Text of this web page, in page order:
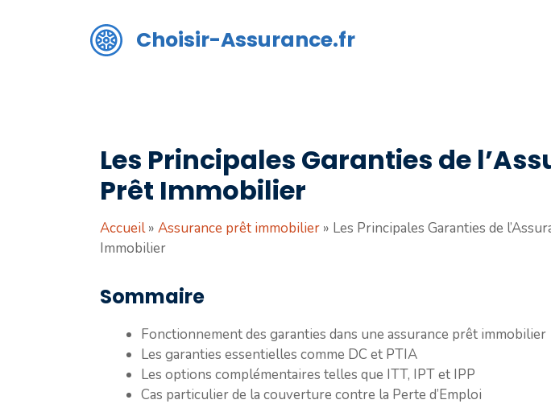
Choisir-Assurance.fr
Les Principales Garanties de
Prêt Immobilier
Accueil» Assurance prêt immobilier » Les Principales Garanties de
Immobilier
Sommaire
Fonctionnement des garanties dans une assurance prêt immobilier
Les garanties essentielles comme DC et PTIA
Les options complémentaires telles que ITT, IPT et IPP
Cas particulier de la couverture contre la Perte d’Emploi